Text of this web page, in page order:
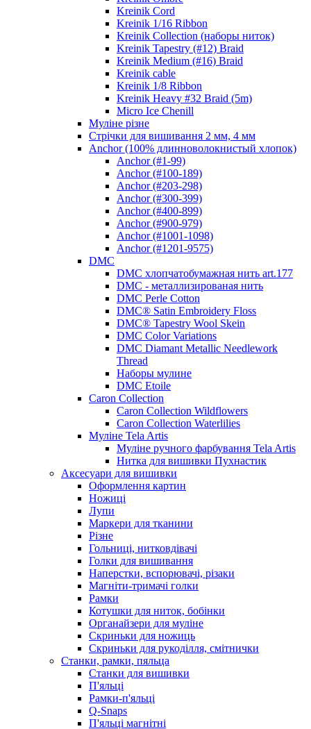
Kreinik Cord
Kreinik 1/16 Ribbon
Kreinik Collection (наборы ниток)
Kreinik Tapestry (#12) Braid
Kreinik Medium (#16) Braid
Kreinik cable
Kreinik 1/8 Ribbon
Kreinik Heavy #32 Braid (5m)
Micro Ice Chenill
Муліне різне
Стрічки для вишивання 2 мм, 4 мм
Anchor (100% длинноволокнистый хлопок)
Anchor (#1-99)
Anchor (#100-189)
Anchor (#203-298)
Anchor (#300-399)
Anchor (#400-899)
Anchor (#900-979)
Anchor (#1001-1098)
Anchor (#1201-9575)
DMC
DMC хлопчатобумажная нить art.177
DMC - металлизированая нить
DMC Perle Cotton
DMC® Satin Embroidery Floss
DMC® Tapestry Wool Skein
DMC Color Variations
DMC Diamant Metallic Needlework
Thread
Наборы мулине
DMC Etoile
Caron Collection
Caron Collection Wildflowers
Caron Collection Waterlilies
Муліне Tela Artis
Муліне ручного фарбування Tela Artis
Нитка для вишивки Пухнастик
Аксесуари для вишивки
Оформлення картин
Ножиці
Лупи
Маркери для тканини
Різне
Гольниці, нитковдівачі
Голки для вишивання
Наперстки, вспорювачі, різаки
Магніти-тримачі голки
Рамки
Котушки для ниток, бобінки
Органайзери для муліне
Скриньки для ножиць
Скриньки для рукоділля, смітнички
Станки, рамки, пяльца
Станки для вишивки
П'яльці
Рамки-п'яльці
Q-Snaps
П'яльці магнітні